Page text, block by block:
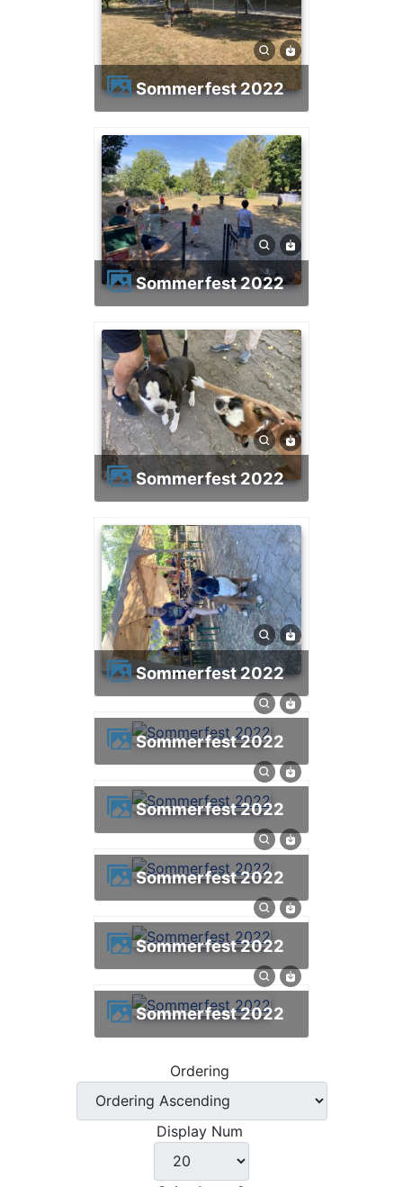
Sommerfest 2022
Sommerfest 2022
Sommerfest 2022
Sommerfest 2022
Sommerfest 2022
Sommerfest 2022
Sommerfest 2022
Sommerfest 2022
Sommerfest 2022
Ordering
Display Num